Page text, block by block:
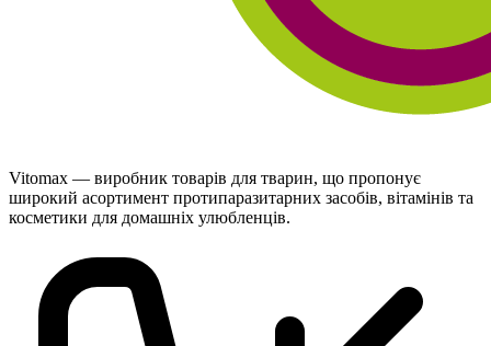
Vitomax — виробник товарів для тварин, що пропонує
широкий асортимент протипаразитарних засобів, вітамінів та
косметики для домашніх улюбленців.